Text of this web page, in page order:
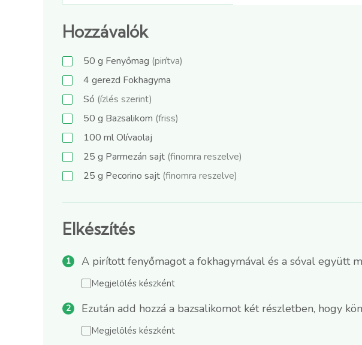
Hozzávalók
50 g Fenyőmag (pirítva)
4 gerezd Fokhagyma
Só (ízlés szerint)
50 g Bazsalikom (friss)
100 mlOlívaolaj
25 g Parmezán sajt (finomra reszelve)
25 g Pecorino sajt (finomra reszelve)
Elkészítés
A pirított fenyőmagot a fokhagymával és a sóval együtt
Megjelölés készként
Ezután add hozzá a bazsalikomot két részletben, hogy
Megjelölés készként